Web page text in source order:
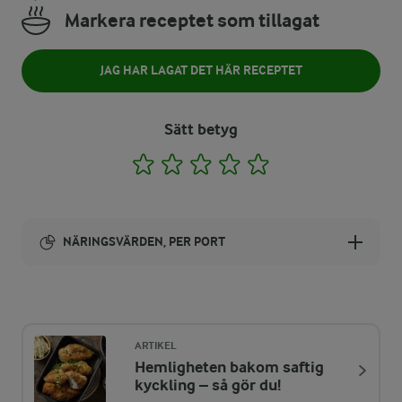
Markera receptet som tillagat
JAG HAR LAGAT DET HÄR RECEPTET
Sätt betyg
1 2 3 4
NÄRINGSVÄRDEN, PER PORT
ENERGIDISTRIBUTION %
NÄRINGSVÄRDEN PER PORT
ARTIKEL
Hemligheten bakom saftig
kyckling – så gör du!